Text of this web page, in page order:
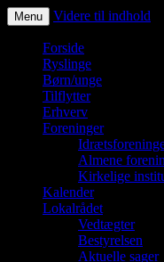
Ryslinge –
Menu Videre til indhold
Forside
Ryslinge
Børn/unge
Tilflytter
Erhverv
Foreninger
Almene
Kirkelige
Kalender
Lokalrådet
Vedtægter
Bestyrelsen
Aktuelle sager